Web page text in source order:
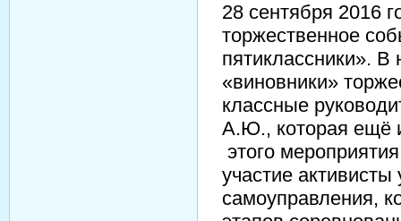
28 сентября 2016
торжественное
пятиклассники». В
«виновники»
классные
А.Ю., которая ещё
этого
участие активисты
самоуправления,